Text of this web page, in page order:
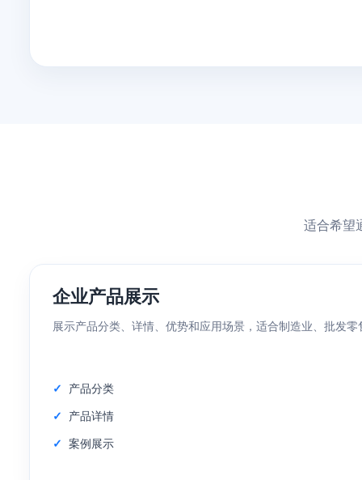
适合希望
企业产品展示
展示产品分类、详情、优势和应用场景，适合制造业、批发
产品分类
产品详情
案例展示